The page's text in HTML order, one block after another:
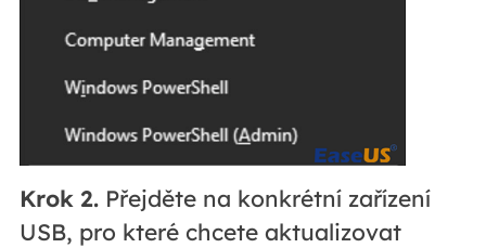
Krok 2.Přejděte na konkrétní zařízení
USB, pro které chcete aktualizovat